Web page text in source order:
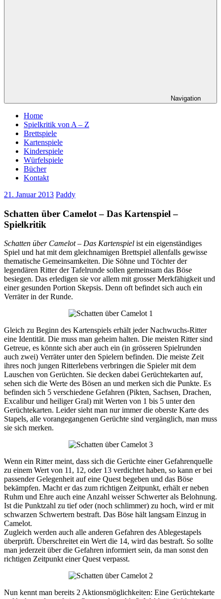
Navigation
Home
Spielkritik von A – Z
Brettspiele
Kartenspiele
Kinderspiele
Würfelspiele
Bücher
Kontakt
21. Januar 2013 Paddy
Schatten über Camelot – Das Kartenspiel –
Spielkritik
Schatten über Camelot – Das Kartenspiel ist ein eigenständiges
Spiel und hat mit dem gleichnamigen Brettspiel allenfalls gewisse
thematische Gemeinsamkeiten. Die Söhne und Töchter der
legendären Ritter der Tafelrunde sollen gemeinsam das Böse
besiegen. Das erledigen sie vor allem mit grosser Merkfähigkeit und
einer gesunden Portion Skepsis. Denn oft befindet sich auch ein
Verräter in der Runde.
Gleich zu Beginn des Kartenspiels erhält jeder Nachwuchs-Ritter
eine Identität. Die muss man geheim halten. Die meisten Ritter sind
Getreue, es könnte sich aber auch ein (in grösseren Spielrunden
auch zwei) Verräter unter den Spielern befinden. Die meiste Zeit
ihres noch jungen Ritterlebens verbringen die Spieler mit dem
Lauschen von Gerüchten. Sie decken dabei Gerüchtekarten auf,
sehen sich die Werte des Bösen an und merken sich die Punkte. Es
befinden sich 5 verschiedene Gefahren (Pikten, Sachsen, Drachen,
Excalibur und heiliger Gral) mit Werten von 1 bis 5 unter den
Gerüchtekarten. Leider sieht man nur immer die oberste Karte des
Stapels, alle vorangegangenen Gerüchte sind vergänglich, man muss
sie sich merken.
Wenn ein Ritter meint, dass sich die Gerüchte einer Gefahrenquelle
zu einem Wert von 11, 12, oder 13 verdichtet haben, so kann er bei
passender Gelegenheit auf eine Quest begeben und das Böse
bekämpfen. Macht er das zum richtigen Zeitpunkt, erhält er neben
Ruhm und Ehre auch eine Anzahl weisser Schwerter als Belohnung.
Ist die Punktzahl zu tief oder (noch schlimmer) zu hoch, wird er mit
schwarzen Schwertern bestraft. Das Böse hält langsam Einzug in
Camelot.
Zugleich werden auch alle anderen Gefahren des Ablegestapels
überprüft. Überschreitet ein Wert die 14, wird das bestraft. So sollte
man jederzeit über die Gefahren informiert sein, da man sonst den
richtigen Zeitpunkt einer Quest verpasst.
Nun kennt man bereits 2 Aktionsmöglichkeiten: Eine Gerüchtekarte